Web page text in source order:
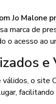
Jo Malone
marca de
o acesso ao
e
o site